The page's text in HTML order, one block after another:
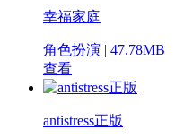
幸福家庭
角色扮演 | 47.78MB
查看
antistress正版